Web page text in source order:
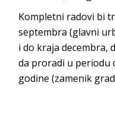
Kompletni radovi bi
septembra (glavni
i do kraja decembra,
da proradi u periodu
godine (zamenik